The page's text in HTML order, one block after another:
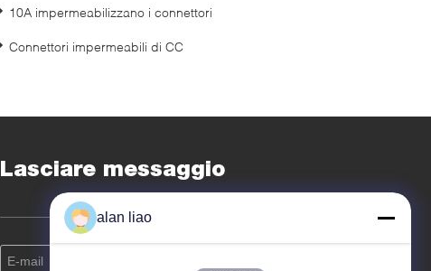
10A impermeabilizzano i connettori
Connettori impermeabili di CC
Lasciare messaggio
alan liao